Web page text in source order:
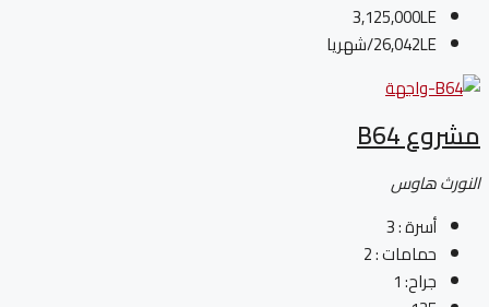
3,125,000LE
26,042LE/شهريا
مشروع B64
النورث هاوس
أسرة :3
حمامات :2
جراح:1